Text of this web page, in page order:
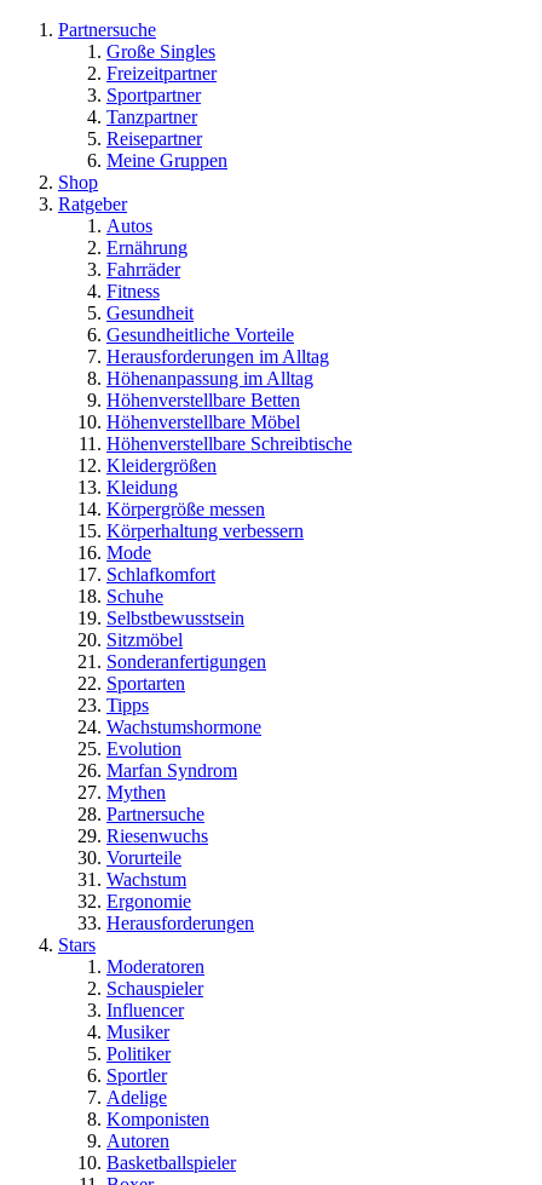
Partnersuche
Große Singles
Freizeitpartner
Sportpartner
Tanzpartner
Reisepartner
Meine Gruppen
Shop
Ratgeber
Autos
Ernährung
Fahrräder
Fitness
Gesundheit
Gesundheitliche Vorteile
Herausforderungen im Alltag
Höhenanpassung im Alltag
Höhenverstellbare Betten
Höhenverstellbare Möbel
Höhenverstellbare Schreibtische
Kleidergrößen
Kleidung
Körpergröße messen
Körperhaltung verbessern
Mode
Schlafkomfort
Schuhe
Selbstbewusstsein
Sitzmöbel
Sonderanfertigungen
Sportarten
Tipps
Wachstumshormone
Evolution
Marfan Syndrom
Mythen
Partnersuche
Riesenwuchs
Vorurteile
Wachstum
Ergonomie
Herausforderungen
Stars
Moderatoren
Schauspieler
Influencer
Musiker
Politiker
Sportler
Adelige
Komponisten
Autoren
Basketballspieler